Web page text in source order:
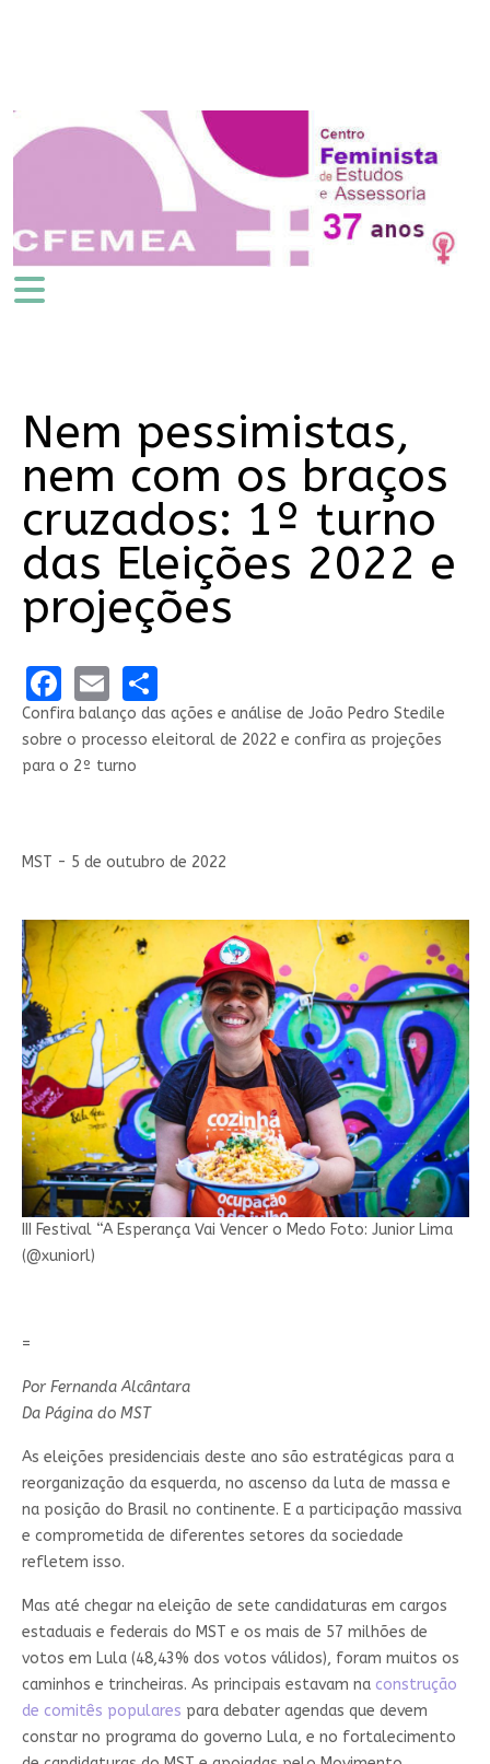
Nem pessimistas,
nem com os braços
cruzados: 1º turno
das Eleições 2022 e
projeções
Facebook
EmailShare
Confira balanço das ações e análise de João Pedro Stedile
sobre o processo eleitoral de 2022 e confira as projeções
para o 2º turno
MST - 5 de outubro de 2022
III Festival “A Esperança Vai Vencer o Medo Foto: Junior Lima
(@xuniorl)
=
Por Fernanda Alcântara
Da Página do MST
As eleições presidenciais deste ano são estratégicas para a
reorganização da esquerda, no ascenso da luta de massa e
na posição do Brasil no continente. E a participação massiva
e comprometida de diferentes setores da sociedade
refletem isso.
Mas até chegar na eleição de sete candidaturas em cargos
estaduais e federais do MST e os mais de 57 milhões de
votos em Lula (48,43% dos votos válidos), foram muitos os
caminhos e trincheiras. As principais estavam na construção
de comitês populares para debater agendas que devem
constar no programa do governo Lula, e no fortalecimento